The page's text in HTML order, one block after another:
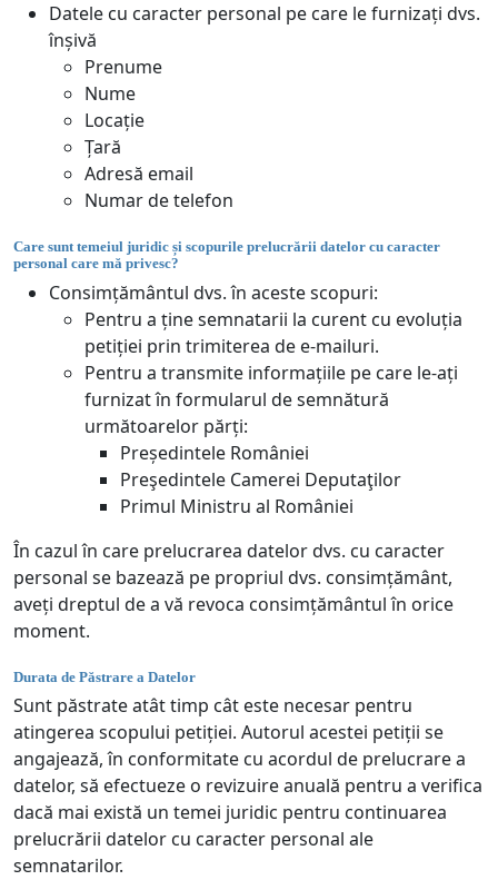
Datele cu caracter personal pe care le furnizați dvs.
înșivă
Prenume
Nume
Locație
Țară
Adresă email
Numar de telefon
Care sunt temeiul juridic și scopurile prelucrării datelor cu caracter
personal care mă privesc?
Consimțământul dvs. în aceste scopuri:
Pentru a ține semnatarii la curent cu evoluția
petiției prin trimiterea de e-mailuri.
Pentru a transmite informațiile pe care le-ați
furnizat în formularul de semnătură
următoarelor părți:
Președintele României
Preşedintele Camerei Deputaţilor
Primul Ministru al României
În cazul în care prelucrarea datelor dvs. cu caracter
personal se bazează pe propriul dvs. consimțământ,
aveți dreptul de a vă revoca consimțământul în orice
moment.
Durata de Păstrare a Datelor
Sunt păstrate atât timp cât este necesar pentru
atingerea scopului petiției. Autorul acestei petiții se
angajează, în conformitate cu acordul de prelucrare a
datelor, să efectueze o revizuire anuală pentru a verifica
dacă mai există un temei juridic pentru continuarea
prelucrării datelor cu caracter personal ale
semnatarilor.